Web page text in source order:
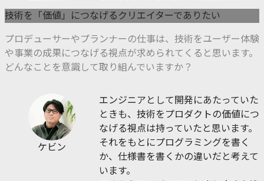
技術を「価値」につなげるクリエイターでありたい
プロデューサーやプランナーの仕事は、技術をユーザー体験
や事業の成果につなげる視点が求められてくると思います。
どんなことを意識して取り組んでいますか？
ケビン
エンジニアとして開発にあたっていた
ときも、技術をプロダクトの価値につ
なげる視点は持っていたと思います。
それをもとにプログラミングを書く
か、仕様書を書くかの違いだと考えて
います。